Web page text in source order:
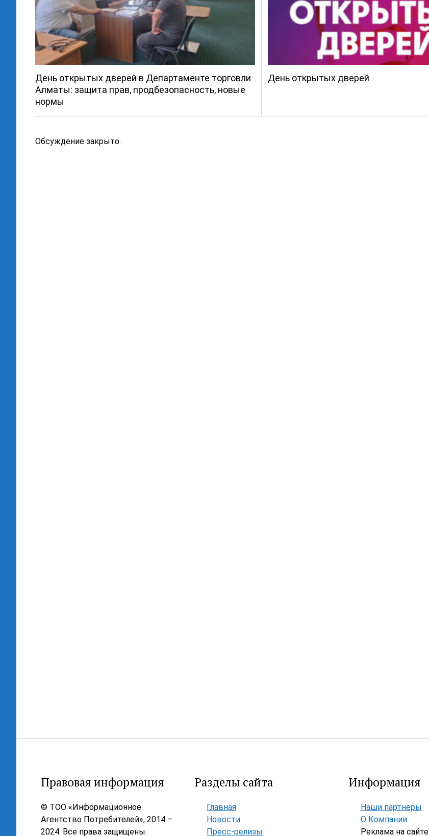
День открытых дверей в Департаменте торговли
Алматы: защита прав, продбезопасность, новые
нормы
День открытых дверей
Обсуждение закрыто.
Правовая информация
© ТОО «Информационное
Агентство Потребителей», 2014 –
2024. Все права защищены.
Разделы сайта
Главная
Новости
Пресс-релизы
Информация
Наши партнёры
О Компании
Реклама на сайте